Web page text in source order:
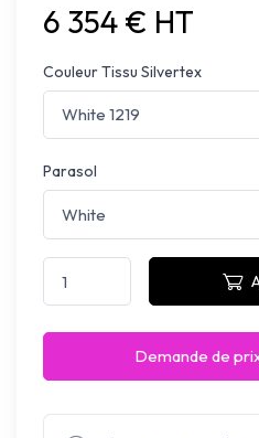
6 354 € HT
Couleur Tissu Silvertex
Parasol
Demande de